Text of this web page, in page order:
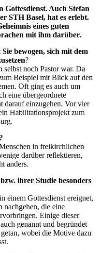
Gottesdienst. Auch Stefan
STH Basel, hat es erlebt.
eines guten
mit ihm darüber.
bewogen, sich mit dem
?
selbst noch Pastor war. Da
Beispiel mit Blick auf den
Oft ging es auch um
eine übergeordnete
darauf einzugehen. Vor vier
Habilitationsprojekt zum
in freikirchlichen
darüber reflektieren,
anders.
ihrer Studie besonders
einem Gottesdienst ereignet,
nachgehen, die eine
Einige dieser
genannt und begründet
wobei die Motive dazu